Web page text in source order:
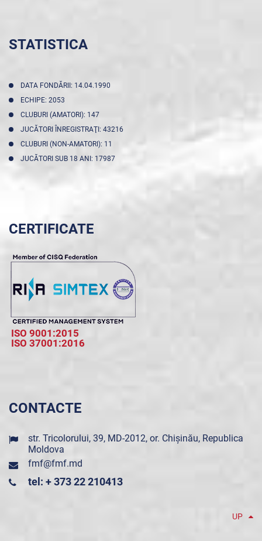
STATISTICA
DATA FONDĂRII: 14.04.1990
ECHIPE: 2053
CLUBURI (AMATORI): 147
JUCĂTORI ÎNREGISTRAŢI: 43216
CLUBURI (NON-AMATORI): 11
JUCĂTORI SUB 18 ANI: 17987
CERTIFICATE
ISO 9001:2015
ISO 37001:2016
CONTACTE
str. Tricolorului, 39, MD-2012, or. Chișinău, Republica
Moldova
fmf@fmf.md
tel: + 373 22 210413
UP